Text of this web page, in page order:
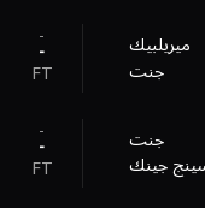
--
FT
ميريلبيك
جنت
--
FT
جنت
جينك